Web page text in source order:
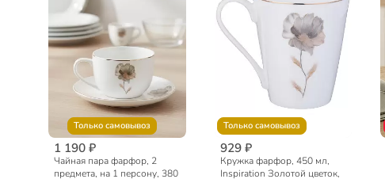
Только самовывоз
1 190 ₽
Чайная пара фарфор, 2
предмета, на 1 персону, 380
Только самовывоз
929 ₽
Кружка фарфор, 450 мл,
Inspiration Золотой цветок,